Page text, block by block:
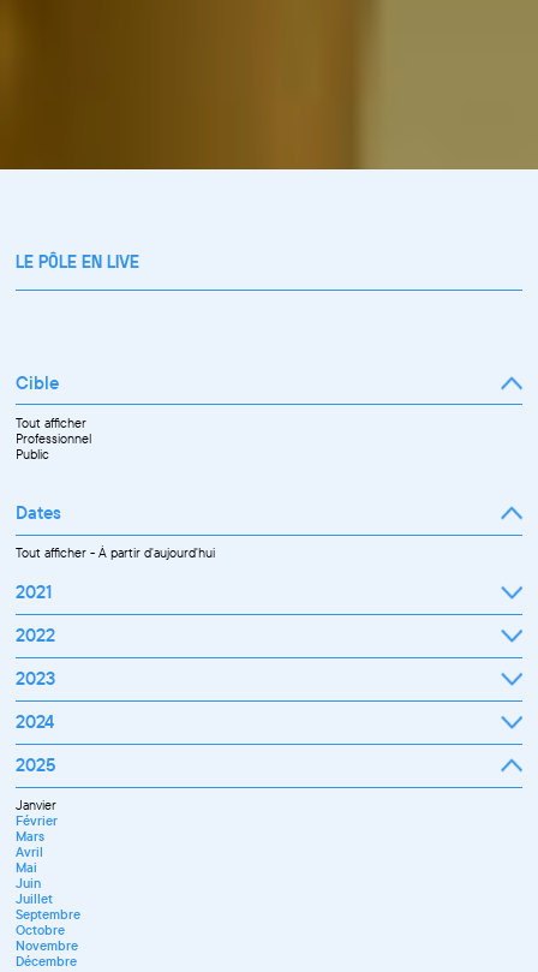
LE PÔLE EN LIVE
Cible
Tout afficher
Professionnel
Public
Dates
Tout afficher-À partir d'aujourd'hui
2021
Septembre
Novembre
Décembre
2022
Janvier
Mars
Avril
Juillet
Septembre
Octobre
Novembre
Décembre
2023
Janvier
Mars
Avril
Juin
Septembre
Octobre
Novembre
Décembre
2024
Janvier
Mars
Avril
Mai
Juin
Juillet
Septembre
Novembre
Décembre
2025
Janvier
Février
Mars
Avril
Mai
Juin
Juillet
Septembre
Octobre
Novembre
Décembre